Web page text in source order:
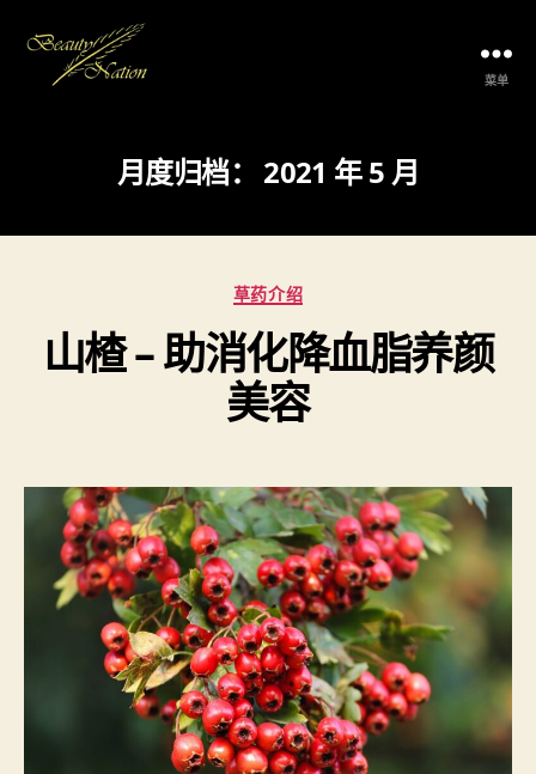
菜单
月度归档： 2021 年 5 月
分
草药介绍
山楂 – 助消化降血脂养颜
美容